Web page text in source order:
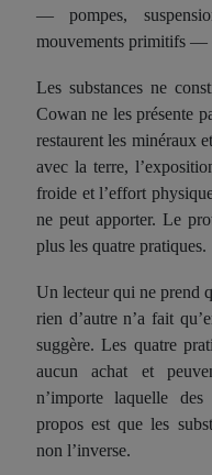
— pompes,
mouvements primitifs —
Les substances ne
Cowan ne les présente
restaurent les minéraux
avec la terre,
froide et l’effort
ne peut apporter. Le
plus les quatre pratiques.
Un lecteur qui ne prend
rien d’autre n’a fait
suggère. Les quatre
aucun achat et
n’importe laquelle
propos est que les
non l’inverse.